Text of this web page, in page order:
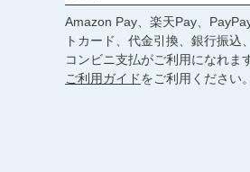
Amazon Pay、楽天Pay、
トカード、代金引換、銀行振込
コンビニ支払がご利用になれま
ご利用ガイドをご利用ください。